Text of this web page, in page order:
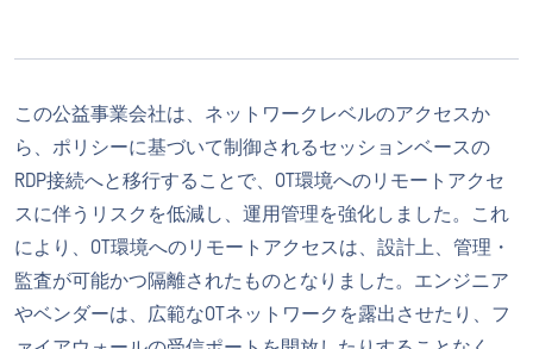
この公益事業会社は、ネットワークレベルのアクセスか
ら、ポリシーに基づいて制御されるセッションベースの
RDP接続へと移行することで、OT環境へのリモートアクセ
スに伴うリスクを低減し、運用管理を強化しました。これ
により、OT環境へのリモートアクセスは、設計上、管理・
監査が可能かつ隔離されたものとなりました。エンジニア
やベンダーは、広範なOTネットワークを露出させたり、フ